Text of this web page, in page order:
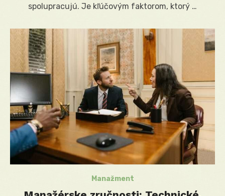
spolupracujú. Je kľúčovým faktorom, ktorý …
Manažment